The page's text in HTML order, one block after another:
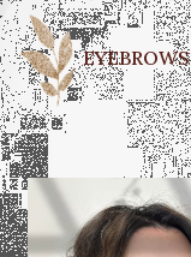
EYEBROWS